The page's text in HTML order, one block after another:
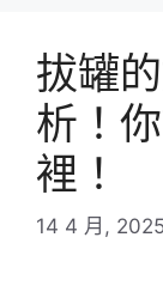
拔罐
析！
裡！
14 4 月, 2025